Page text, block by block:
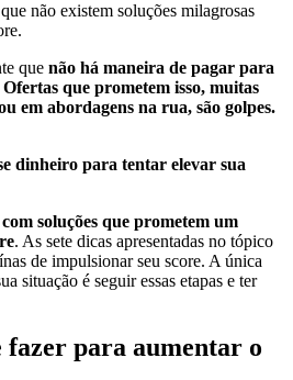
não existem soluções milagrosas
que não há maneira de pagar para
Ofertas que prometem isso, muitas
em abordagens na rua, são golpes.
dinheiro para tentar elevar sua
soluções que prometem um
. As sete dicas apresentadas no tópico
de impulsionar seu score. A única
situação é seguir essas etapas e ter
fazer para aumentar o